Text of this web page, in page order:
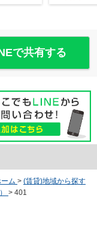
で共有する
ム > (賃貸)地域から探す
> 401